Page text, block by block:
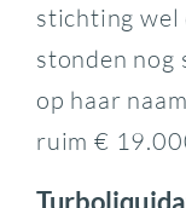
stichting wel
stonden nog
op haar
ruim €